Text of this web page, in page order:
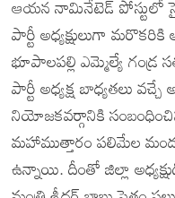
ఆయన నామినేటెడ్ పోస్టులో
పార్టీ అధ్యక్షులుగా
భూపాలపల్లి ఎమ్మెల్యే గండ్ర
పార్టీ అధ్యక్ష బాధ్యతలు
నియోజకవర్గానికి
మహాముత్తారం పలిమేల
ఉన్నాయి. దీంతో జిల్లా